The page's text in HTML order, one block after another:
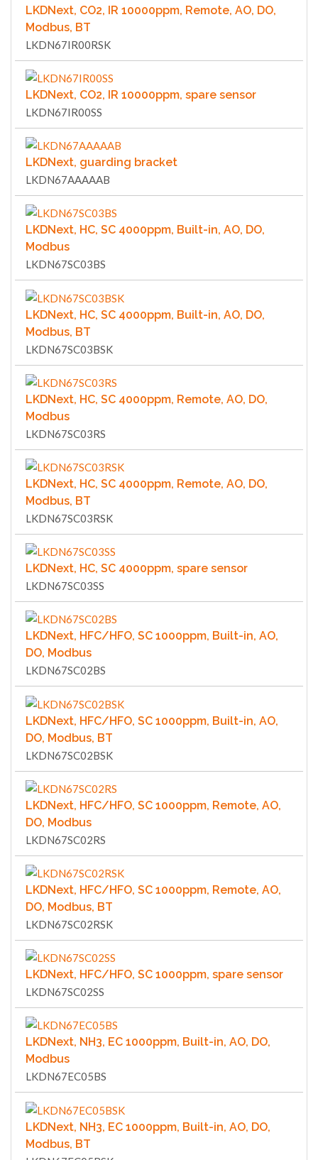
LKDNext, CO2, IR 10000ppm, Remote, AO, DO,
Modbus, BT
LKDN67IR00RSK
LKDNext, CO2, IR 10000ppm, spare sensor
LKDN67IR00SS
LKDNext, guarding bracket
LKDN67AAAAAB
LKDNext, HC, SC 4000ppm, Built-in, AO, DO,
Modbus
LKDN67SC03BS
LKDNext, HC, SC 4000ppm, Built-in, AO, DO,
Modbus, BT
LKDN67SC03BSK
LKDNext, HC, SC 4000ppm, Remote, AO, DO,
Modbus
LKDN67SC03RS
LKDNext, HC, SC 4000ppm, Remote, AO, DO,
Modbus, BT
LKDN67SC03RSK
LKDNext, HC, SC 4000ppm, spare sensor
LKDN67SC03SS
LKDNext, HFC/HFO, SC 1000ppm, Built-in, AO,
DO, Modbus
LKDN67SC02BS
LKDNext, HFC/HFO, SC 1000ppm, Built-in, AO,
DO, Modbus, BT
LKDN67SC02BSK
LKDNext, HFC/HFO, SC 1000ppm, Remote, AO,
DO, Modbus
LKDN67SC02RS
LKDNext, HFC/HFO, SC 1000ppm, Remote, AO,
DO, Modbus, BT
LKDN67SC02RSK
LKDNext, HFC/HFO, SC 1000ppm, spare sensor
LKDN67SC02SS
LKDNext, NH3, EC 1000ppm, Built-in, AO, DO,
Modbus
LKDN67EC05BS
LKDNext, NH3, EC 1000ppm, Built-in, AO, DO,
Modbus, BT